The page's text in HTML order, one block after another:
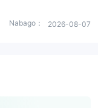
Nabago： 2026-08-07